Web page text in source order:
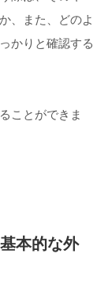
、また、どのよ
かりと確認する
ことができま
本的な外